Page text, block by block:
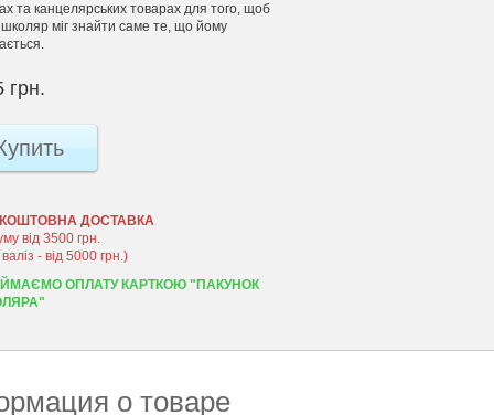
та канцелярських товарах для того, щоб
міг знайти саме те, що йому
грн.
ДОСТАВКА
від 3500 грн.
- від 5000 грн.)
ОПЛАТУ КАРТКОЮ "ПАКУНОК
о товаре